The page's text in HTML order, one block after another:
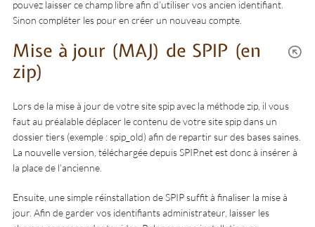
pouvez laisser ce champ libre afin d’utiliser vos ancien identifiant.
Sinon compléter les pour en créer un nouveau compte.
Mise à jour (MAJ) de SPIP (en
zip)
Lors de la mise à jour de votre site spip avec la méthode zip, il vous
faut au préalable déplacer le contenu de votre site spip dans un
dossier tiers (exemple : spip_old) afin de repartir sur des bases saines.
La nouvelle version, téléchargée depuis SPIP.net est donc à insérer à
la place de l’ancienne.
Ensuite, une simple réinstallation de SPIP suffit à finaliser la mise à
jour. Afin de garder vos identifiants administrateur, laisser les